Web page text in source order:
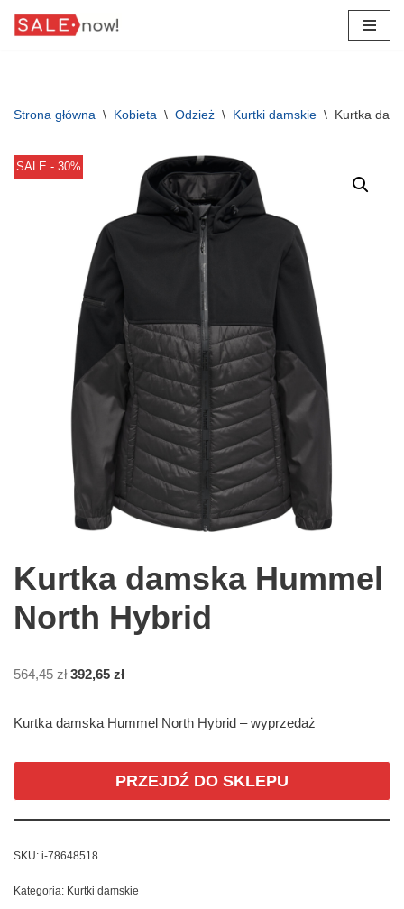
Strona główna \ Kobieta \ Odzież \ Kurtki damskie \ Kurtka
SALE - 30%
Kurtka damska Hummel
North Hybrid
564,45zł 392,65 zł
Kurtka damska Hummel North Hybrid – wyprzedaż
PRZEJDŹ DO SKLEPU
SKU: i-78648518
Kategoria: Kurtki damskie